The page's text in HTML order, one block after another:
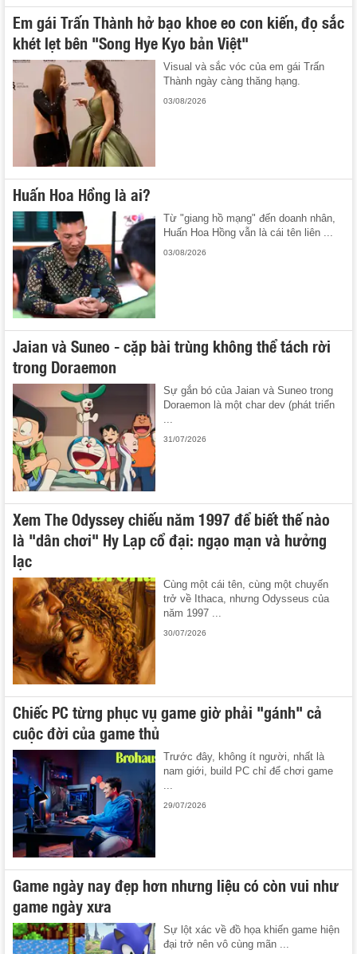
Em gái Trấn Thành hở bạo khoe eo con kiến, đọ sắc
khét lẹt bên "Song Hye Kyo bản Việt"
Visual và sắc vóc của em gái Trấn
Thành ngày càng thăng hạng.
03/08/2026
Huấn Hoa Hồng là ai?
Từ "giang hồ mạng" đến doanh nhân,
Huấn Hoa Hồng vẫn là cái tên liên ...
03/08/2026
Jaian và Suneo - cặp bài trùng không thể tách rời
trong Doraemon
Sự gắn bó của Jaian và Suneo trong
Doraemon là một char dev (phát triển
...
31/07/2026
Xem The Odyssey chiếu năm 1997 để biết thế nào
là "dân chơi" Hy Lạp cổ đại: ngạo mạn và hưởng
lạc
Cùng một cái tên, cùng một chuyến
trở về Ithaca, nhưng Odysseus của
năm 1997 ...
30/07/2026
Chiếc PC từng phục vụ game giờ phải "gánh" cả
cuộc đời của game thủ
Trước đây, không ít người, nhất là
nam giới, build PC chỉ để chơi game
...
29/07/2026
Game ngày nay đẹp hơn nhưng liệu có còn vui như
game ngày xưa
Sự lột xác về đồ họa khiến game hiện
đại trở nên vô cùng mãn ...